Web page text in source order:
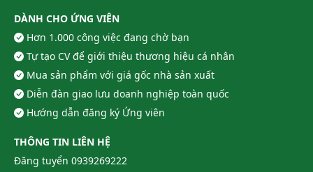
DÀNH CHO ỨNG VIÊN
Hơn 1.000 công việc đang chờ bạn
Tự tạo CV để giới thiệu thương hiệu cá nhân
Mua sản phẩm với giá gốc nhà sản xuất
Diễn đàn giao lưu doanh nghiệp toàn quốc
Hướng dẫn đăng ký Ứng viên
THÔNG TIN LIÊN HỆ
Đăng tuyển 0939269222